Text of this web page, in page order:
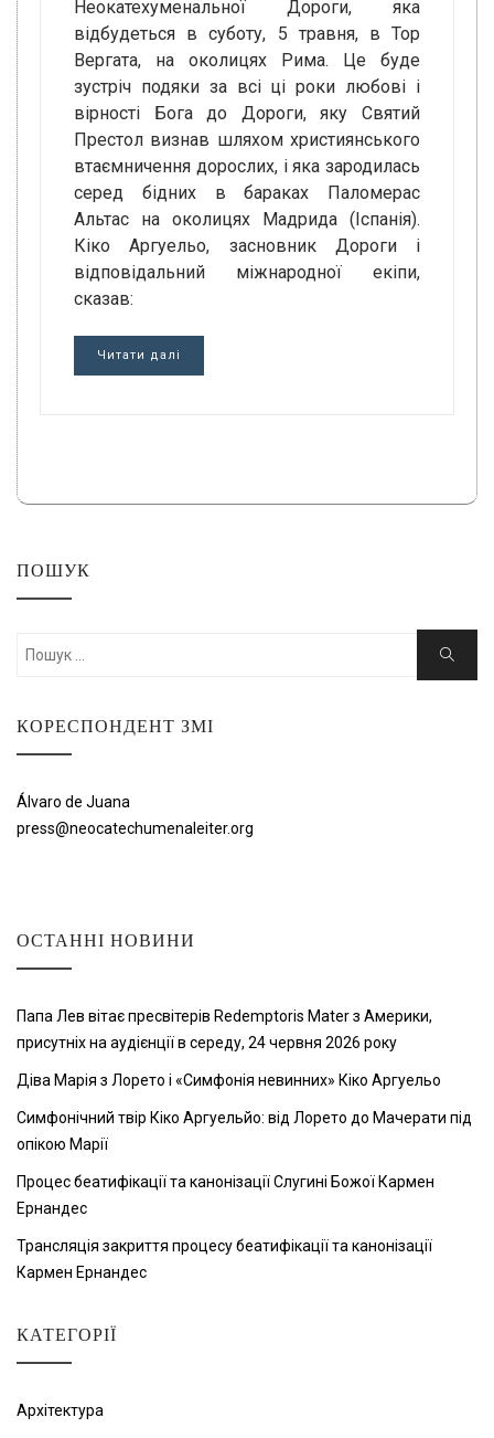
Неокатехуменальної Дороги, яка
відбудеться в суботу, 5 травня, в Тор
Вергата, на околицях Рима. Це буде
зустріч подяки за всі ці роки любові і
вірності Бога до Дороги, яку Святий
Престол визнав шляхом християнського
втаємничення дорослих, і яка зародилась
серед бідних в бараках Паломерас
Альтас на околицях Мадрида (Іспанія).
Кіко Аргуельо, засновник Дороги і
відповідальний міжнародної екіпи,
сказав:
Читати далі
ПОШУК
Шукати:
Пошук
КОРЕСПОНДЕНТ ЗМІ
Álvaro de Juana
press@neocatechumenaleiter.org
ОСТАННІ НОВИНИ
Папа Лев вітає пресвітерів Redemptoris Mater з Америки,
присутніх на аудієнції в середу, 24 червня 2026 року
Діва Марія з Лорето і «Симфонія невинних» Кіко Аргуельо
Симфонічний твір Кіко Аргуельйо: від Лорето до Мачерати під
опікою Марії
Процес беатифікації та канонізації Слугині Божої Кармен
Ернандес
Трансляція закриття процесу беатифікації та канонізації
Кармен Ернандес
КАТЕГОРІЇ
Архітектура